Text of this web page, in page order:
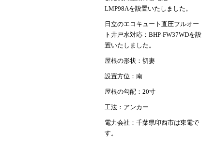
LMP98Aを設置いたしました。
日立のエコキュート直圧フルオー
ト井戸水対応：BHP-FW37WDを設
置いたしました。
屋根の形状：切妻
設置方位：南
屋根の勾配：20寸
工法：アンカー
電力会社：千葉県印西市は東電で
す。